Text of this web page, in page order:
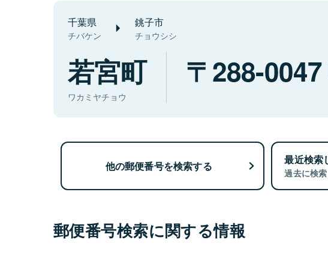
千葉県
チバケン
銚子市
チョウシシ
若宮町
ワカミヤチョウ
288-0047
他の郵便番号を検索する 最近検索
過去に検
郵便番号検索に関する情報